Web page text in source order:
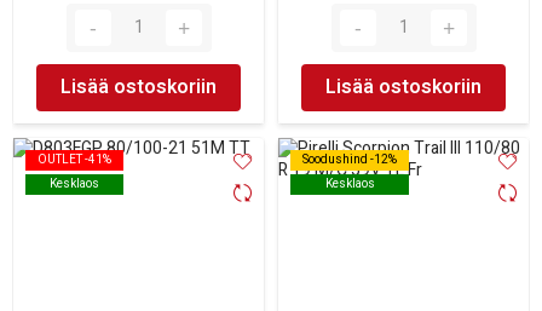
Lisää ostoskoriin Lisää ostoskoriin
OUTLET -41%
Kesklaos
OUTLET -41%
Kesklaos
Soodushind -12%
Kesklaos
Soodushind -12%
Kesklaos